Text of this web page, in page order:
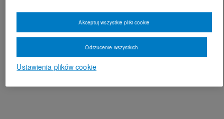
Ustawienia plików cookie
Odrzucenie wszystkich
Akceptuj wszystkie pliki cookie